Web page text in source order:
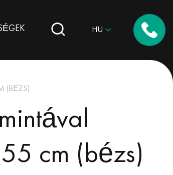
HU
(BÉZS)
cm (bézs)